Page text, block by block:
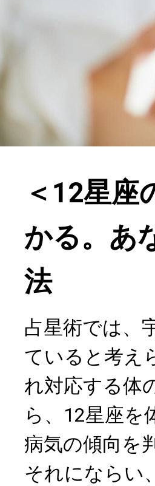
＜12星座
かる。あ
法
占星術では、
ていると考え
れ対応する体
ら、12星座を
病気の傾向を
それにならい